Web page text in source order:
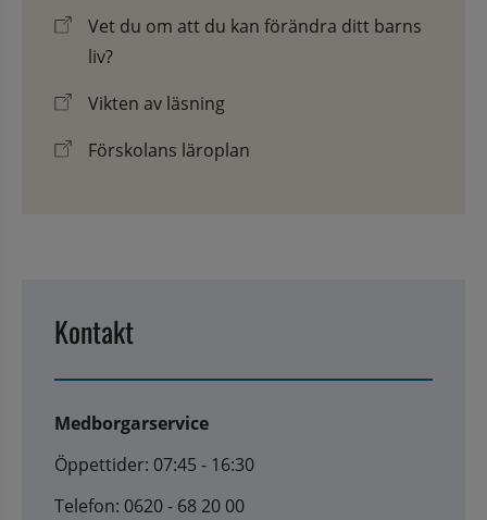
Vet du om att du kan förändra ditt barns
liv?
Vikten av läsning
Förskolans läroplan
Kontakt
Medborgarservice
Öppettider: 07:45 - 16:30
Telefon: 0620 - 68 20 00